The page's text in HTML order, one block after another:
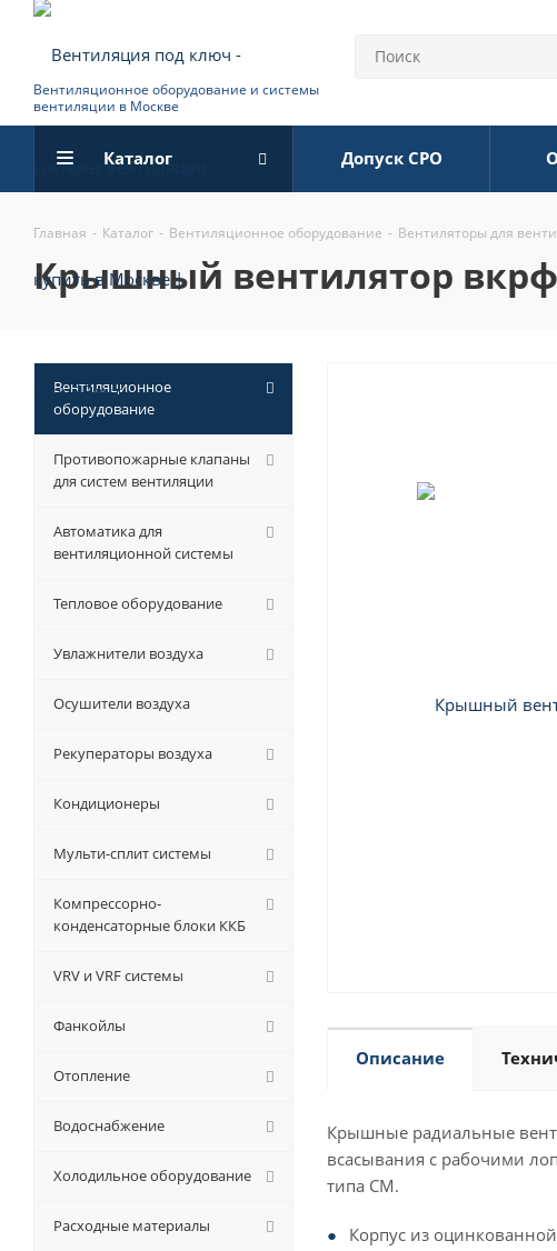
Вентиляционное оборудование и системы
вентиляции в Москве
Каталог Допуск СРО
Главная - Каталог - Вентиляционное оборудование - Вентиляторы для
крышный вентилятор
Описание
Крышные радиальные
всасывания с рабочими
типа СМ.
Корпус из
Вентиляционное
оборудование
Противопожарные клапаны
для систем вентиляции
Автоматика для
вентиляционной системы
Тепловое оборудование
Увлажнители воздуха
Осушители воздуха
Рекуператоры воздуха
Кондиционеры
Мульти-сплит системы
Компрессорно-
конденсаторные блоки ККБ
VRV и VRF системы
Фанкойлы
Отопление
Водоснабжение
Холодильное оборудование
Расходные материалы